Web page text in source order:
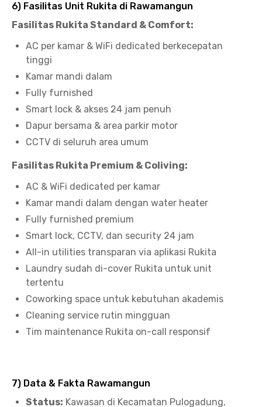
6) Fasilitas Unit Rukita di Rawamangun
Fasilitas Rukita Standard & Comfort:
AC per kamar & WiFi dedicated berkecepatan
tinggi
Kamar mandi dalam
Fully furnished
Smart lock & akses 24 jam penuh
Dapur bersama & area parkir motor
CCTV di seluruh area umum
Fasilitas Rukita Premium & Coliving:
AC & WiFi dedicated per kamar
Kamar mandi dalam dengan water heater
Fully furnished premium
Smart lock, CCTV, dan security 24 jam
All-in utilities transparan via aplikasi Rukita
Laundry sudah di-cover Rukita untuk unit
tertentu
Coworking space untuk kebutuhan akademis
Cleaning service rutin mingguan
Tim maintenance Rukita on-call responsif
7) Data & Fakta Rawamangun
Status: Kawasan di Kecamatan Pulogadung,